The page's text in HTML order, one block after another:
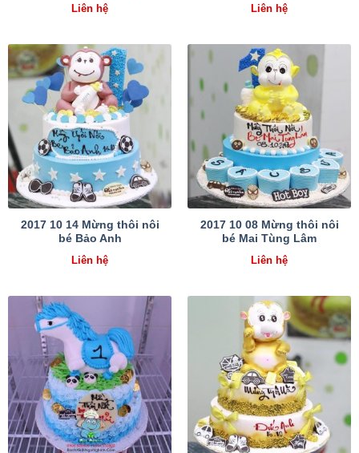
Liên hệ
Liên hệ
2017 10 14 Mừng thôi nôi
bé Bảo Anh
Liên hệ
2017 10 08 Mừng thôi nôi
bé Mai Tùng Lâm
Liên hệ